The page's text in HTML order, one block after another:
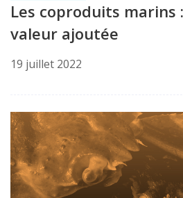
Les coproduits marins
valeur ajoutée
19 juillet 2022